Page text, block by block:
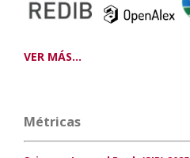
VER MÁS...
Métricas